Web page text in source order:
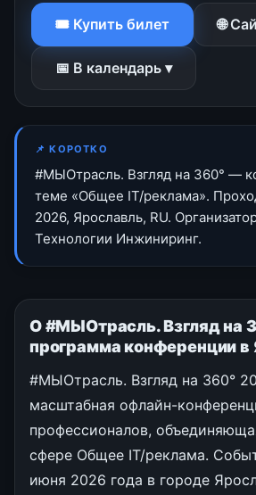
🎟 Купить билет 🌐
📅 В календарь ▾
📌 КОРОТКО
#МЫОтрасль. Взгляд на 360° —
теме «Общее IT/реклама».
2026, Ярославль, RU.
Технологии Инжиниринг.
О #МЫОтрасль. Взгляд на
программа конференции в
#МЫОтрасль. Взгляд на 360°
масштабная офлайн-
профессионалов,
сфере Общее IT/реклама.
июня 2026 года в городе